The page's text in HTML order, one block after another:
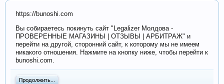
https://bunoshi.com
Вы собираетесь покинуть сайт "Legalizer Молдова -
ПРОВЕРЕННЫЕ МАГАЗИНЫ | ОТЗЫВЫ | АРБИТРАЖ" и
перейти на другой, сторонний сайт, к которому мы не имеем
никакого отношения. Нажмите на кнопку ниже, чтобы перейти к
bunoshi.com.
Продолжить...